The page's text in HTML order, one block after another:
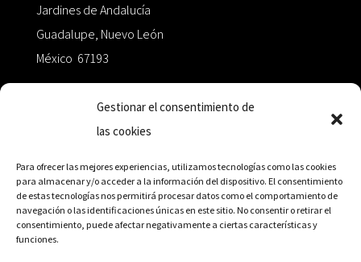
Gestionar el consentimiento de
las cookies
Para ofrecer las mejores experiencias, utilizamos tecnologías como las cookies
para almacenar y/o acceder a la información del dispositivo. El consentimiento
de estas tecnologías nos permitirá procesar datos como el comportamiento de
navegación o las identificaciones únicas en este sitio. No consentir o retirar el
consentimiento, puede afectar negativamente a ciertas características y
funciones.
Jardines de Andalucía
Guadalupe, Nuevo León
México 67193
+52 811.499.5638
RED DE DISTRIBUCIÓN